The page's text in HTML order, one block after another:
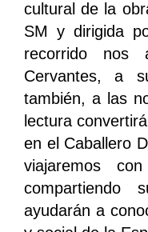
cultural de la
SM y dirigida
recorrido
Cervantes, a
también, a las
lectura
en el Caballero
viajaremos
compartiendo
ayudarán a